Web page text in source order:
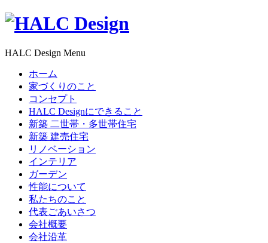
HALC Design Menu
ホーム
家づくりのこと
コンセプト
HALC Designにできること
新築 二世帯・多世帯住宅
新築 建売住宅
リノベーション
インテリア
ガーデン
性能について
私たちのこと
代表ごあいさつ
会社概要
会社沿革